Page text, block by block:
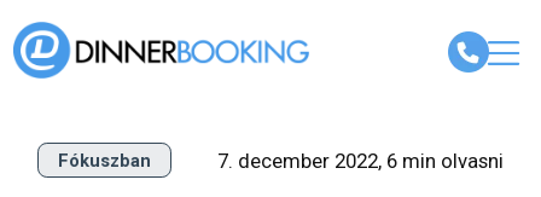
Fókuszban 7. december 2022, 6 min olvasni